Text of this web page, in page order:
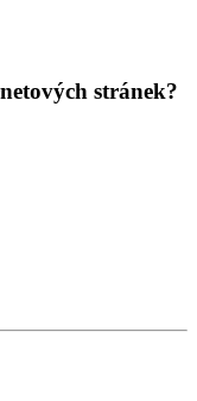
stránek?